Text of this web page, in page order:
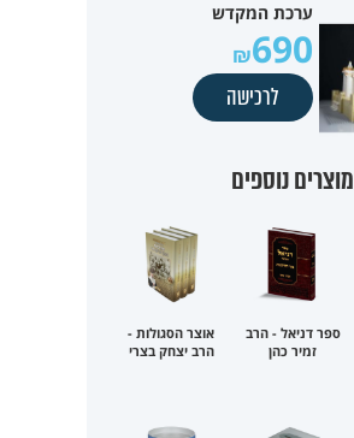
ערכת המקדש
690
לרכישה
מוצרים נוספים
ספר דניאל - הרב
זמיר כהן
אוצר הסגולות -
הרב יצחק בצרי